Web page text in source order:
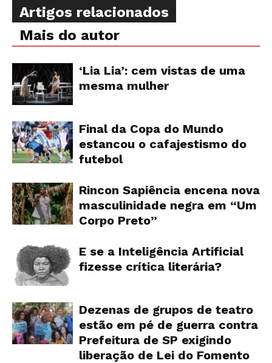
Artigos relacionados
Mais do autor
‘Lia Lia’: cem vistas de uma
mesma mulher
Final da Copa do Mundo
estancou o cafajestismo do
futebol
Rincon Sapiência encena nova
masculinidade negra em “Um
Corpo Preto”
E se a Inteligência Artificial
fizesse crítica literária?
Dezenas de grupos de teatro
estão em pé de guerra contra
Prefeitura de SP exigindo
liberação de Lei do Fomento